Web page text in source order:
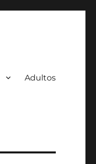
Adultos